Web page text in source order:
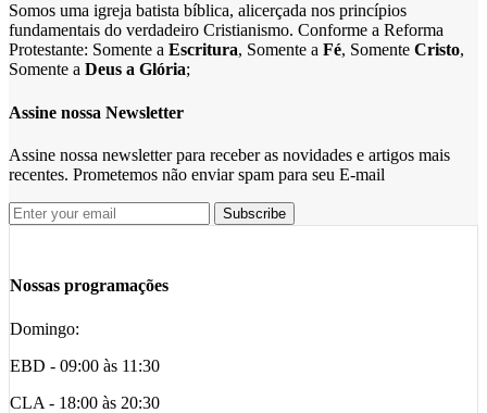
Somos uma igreja batista bíblica, alicerçada nos princípios
fundamentais do verdadeiro Cristianismo. Conforme a Reforma
Protestante: Somente a Escritura, Somente a Fé, Somente Cristo,
Somente a Deus a Glória;
Assine nossa Newsletter
Assine nossa newsletter para receber as novidades e artigos mais
recentes. Prometemos não enviar spam para seu E-mail
Nossas programações
Domingo:
EBD - 09:00 às 11:30
CLA - 18:00 às 20:30